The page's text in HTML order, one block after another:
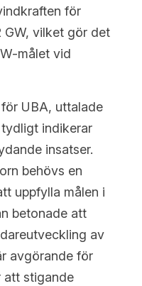
för
GW, vilket gör det
målet vid
UBA, uttalade
indikerar
insatser.
behövs en
uppfylla målen i
betonade att
av
avgörande för
att stigande